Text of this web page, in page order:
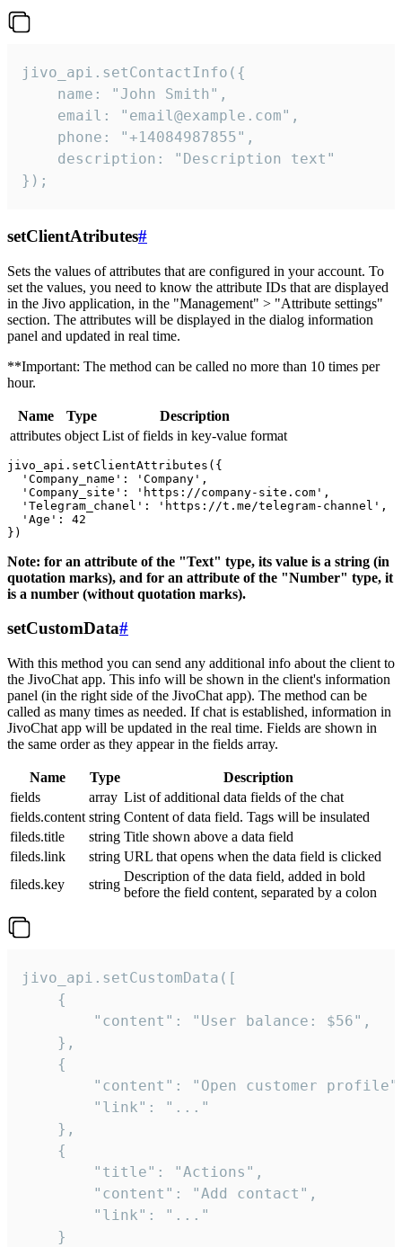
jivo_api.setContactInfo({
    name: "John Smith",
    email: "email@example.com",
    phone: "+14084987855",
    description: "Description text"
});
setClientAtributes#
Sets the values ​​of attributes that are configured in your account. To
set the values, you need to know the attribute IDs that are displayed
in the Jivo application, in the "Management" > "Attribute settings"
section. The attributes will be displayed in the dialog information
panel and updated in real time.
**Important: The method can be called no more than 10 times per
hour.
Name Type
Description
attributes object List of fields in key-value format
jivo_api.setClientAttributes({
  'Company_name': 'Company',
  'Company_site': 'https://company-site.com',
  'Telegram_chanel': 'https://t.me/telegram-channel',
  'Age': 42
Note: for an attribute of the "Text" type, its value is a string (in
quotation marks), and for an attribute of the "Number" type, it
is a number (without quotation marks).
setCustomData#
With this method you can send any additional info about the client to
the JivoChat app. This info will be shown in the client's information
panel (in the right side of the JivoChat app). The method can be
called as many times as needed. If chat is established, information in
JivoChat app will be updated in the real time. Fields are shown in
the same order as they appear in the fields array.
Name Type
Description
fields
array List of additional data fields of the chat
fields.content string Content of data field. Tags will be insulated
fileds.title
string Title shown above a data field
fileds.link
string URL that opens when the data field is clicked
fileds.key
string
Description of the data field, added in bold
before the field content, separated by a colon
jivo_api.setCustomData([
    {
        "content": "User balance: $56",
    },
    {
"content": "Open customer
        "link": "..."
    },
    {
        "title": "Actions",
        "content": "Add contact",
        "link": "..."
    }